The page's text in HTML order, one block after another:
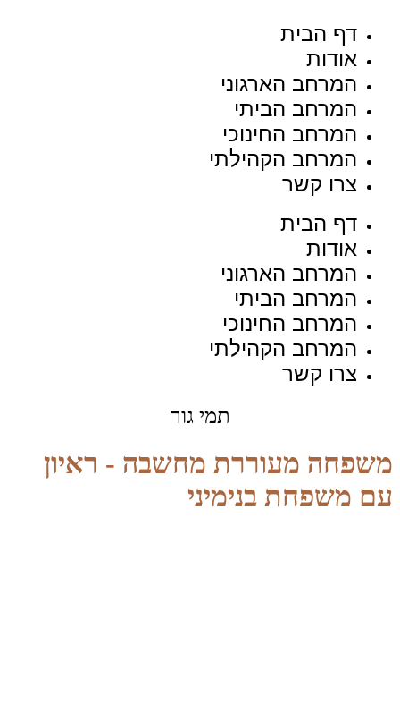
דף הבית
אודות
המרחב הארגוני
המרחב הביתי
המרחב החינוכי
המרחב הקהילתי
צרו קשר
דף הבית
אודות
המרחב הארגוני
המרחב הביתי
המרחב החינוכי
המרחב הקהילתי
צרו קשר
תמי גור
משפחה מעוררת מחשבה - ראיון
עם משפחת בנימיני